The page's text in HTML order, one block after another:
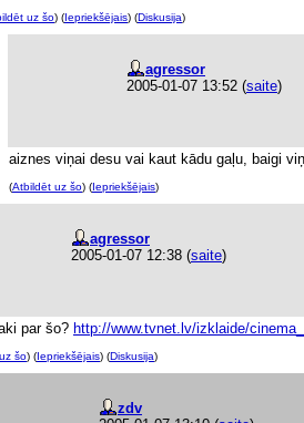
uz šo) (Iepriekšējais) (Diskusija)
agressor
2005-01-07 13:52 (saite)
aiznes viņai desu vai kaut kādu gaļu, baigi
(Atbildēt uz šo) (Iepriekšējais)
agressor
2005-01-07 12:38 (saite)
par šo? http://www.tvnet.lv/izklaide/cinema
šo) (Iepriekšējais) (Diskusija)
zdv